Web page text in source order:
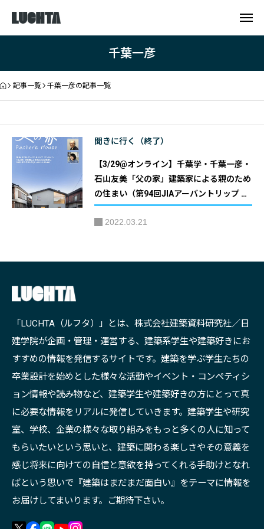
千葉一彦
記事一覧 千葉一彦の記事一覧
聞きに行く（終了）
【3/29@オンライン】千葉学・千葉一彦・
石山友美「父の家」建築家による親のため
の住まい（第94回JIAアーバントリップ オ
ンライン）｜主催：JIA 関東甲信越支部 ア
ーバントリップ実行委員会 協力：株式会
2022.03.21
「LUCHTA（ルフタ）」とは、株式会社建築資料研究社／日
建学院が企画・管理・運営する、建築系学生や建築好きにお
すすめの情報を発信するサイトです。建築を学ぶ学生たちの
卒業設計を始めとした様々な活動やイベント・コンペティシ
ョン情報や読み物など、建築学生や建築好きの方にとって真
に必要な情報をリアルに発信していきます。建築学生や研究
室、学校、企業の様々な取り組みをもっと多くの人に知って
もらいたいという思いと、建築に関わる楽しさやその意義を
感じ将来に向けての自信と意欲を持ってくれる手助けとなれ
ばという思いで『建築はまだまだ面白い』をテーマに情報を
お届けしてまいります。ご期待下さい。